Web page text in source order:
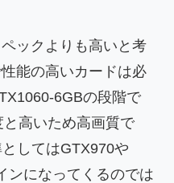
ックよりも高いと考
能の高いカードは必
6GBの段階で
高いため高画質で
してはGTX970や
ンになってくるのでは